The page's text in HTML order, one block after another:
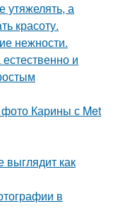
утяжелять, а
красоту.
нежности.
и
Карины с Met
выглядит как
в